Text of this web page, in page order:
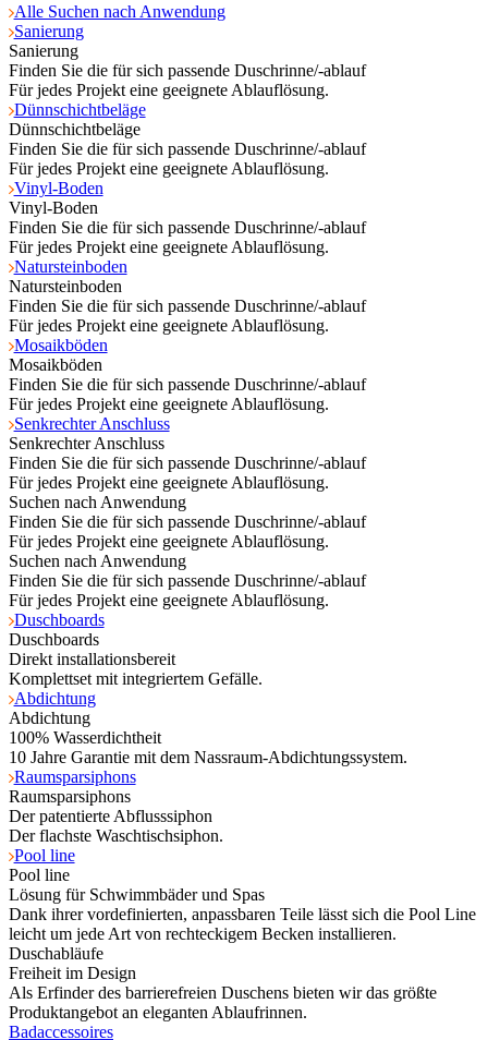
Alle Suchen nach Anwendung
Sanierung
Sanierung
Finden Sie die für sich passende Duschrinne/-ablauf
Für jedes Projekt eine geeignete Ablauflösung.
Dünnschichtbeläge
Dünnschichtbeläge
Finden Sie die für sich passende Duschrinne/-ablauf
Für jedes Projekt eine geeignete Ablauflösung.
Vinyl-Boden
Vinyl-Boden
Finden Sie die für sich passende Duschrinne/-ablauf
Für jedes Projekt eine geeignete Ablauflösung.
Natursteinboden
Natursteinboden
Finden Sie die für sich passende Duschrinne/-ablauf
Für jedes Projekt eine geeignete Ablauflösung.
Mosaikböden
Mosaikböden
Finden Sie die für sich passende Duschrinne/-ablauf
Für jedes Projekt eine geeignete Ablauflösung.
Senkrechter Anschluss
Senkrechter Anschluss
Finden Sie die für sich passende Duschrinne/-ablauf
Für jedes Projekt eine geeignete Ablauflösung.
Suchen nach Anwendung
Finden Sie die für sich passende Duschrinne/-ablauf
Für jedes Projekt eine geeignete Ablauflösung.
Suchen nach Anwendung
Finden Sie die für sich passende Duschrinne/-ablauf
Für jedes Projekt eine geeignete Ablauflösung.
Duschboards
Duschboards
Direkt installationsbereit
Komplettset mit integriertem Gefälle.
Abdichtung
Abdichtung
100% Wasserdichtheit
10 Jahre Garantie mit dem Nassraum-Abdichtungssystem.
Raumsparsiphons
Raumsparsiphons
Der patentierte Abflusssiphon
Der flachste Waschtischsiphon.
Pool line
Pool line
Lösung für Schwimmbäder und Spas
Dank ihrer vordefinierten, anpassbaren Teile lässt sich die Pool Line
leicht um jede Art von rechteckigem Becken installieren.
Duschabläufe
Freiheit im Design
Als Erfinder des barrierefreien Duschens bieten wir das größte
Produktangebot an eleganten Ablaufrinnen.
Badaccessoires